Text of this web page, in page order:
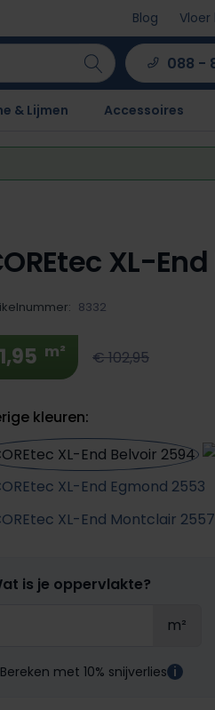
Blog
088 -
& Lijmen Accessoires
XL-
8332
m² € 102,95
kleuren:
is je oppervlakte?
m²
Bereken met 10% snijverlies i